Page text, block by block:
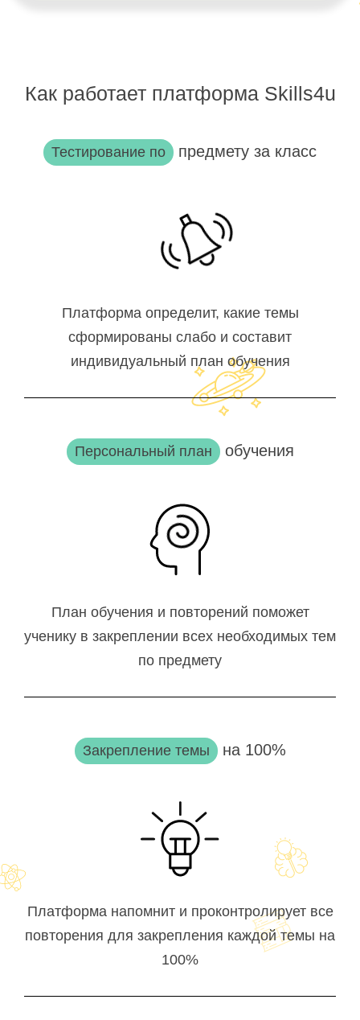
Как работает платформа Skills4u
Тестирование по предмету за класс
Платформа определит, какие темы
сформированы слабо и составит
индивидуальный план обучения
Персональный план обучения
План обучения и повторений поможет
ученику в закреплении всех необходимых тем
по предмету
Закрепление темы на 100%
Платформа напомнит и проконтролирует все
повторения для закрепления каждой темы на
100%